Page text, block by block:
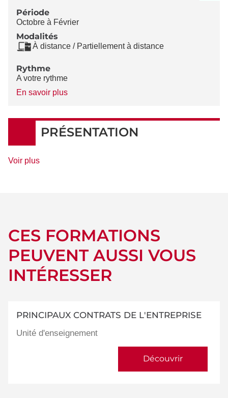
Période
Octobre à Février
Modalités
À distance / Partiellement à distance
Rythme
A votre rythme
En savoir plusà
Rythme
PRÉSENTATION
Voir plusde
CES FORMATIONS
PEUVENT AUSSI VOUS
INTÉRESSER
PRINCIPAUX CONTRATS DE L'ENTREPRISE
Unité d'enseignement
Découvrir